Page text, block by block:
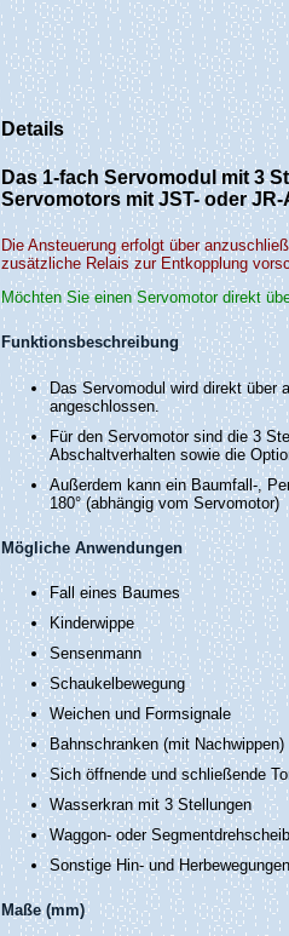
Details
Das 1-fach Servomodul mit 3
Servomotors mit JST- oder
Die Ansteuerung erfolgt über
zusätzliche Relais zur Entkopplung
Möchten Sie einen Servomotor direkt
Funktionsbeschreibung
Das Servomodul wird direkt über
angeschlossen.
Für den Servomotor sind die 3
Abschaltverhalten sowie die
Außerdem kann ein Baumfall-,
180° (abhängig vom Servomotor)
Mögliche Anwendungen
Fall eines Baumes
Kinderwippe
Sensenmann
Schaukelbewegung
Weichen und Formsignale
Bahnschranken (mit Nachwippen)
Sich öffnende und schließende
Wasserkran mit 3 Stellungen
Waggon- oder
Sonstige Hin- und Herbewegungen
Maße (mm)